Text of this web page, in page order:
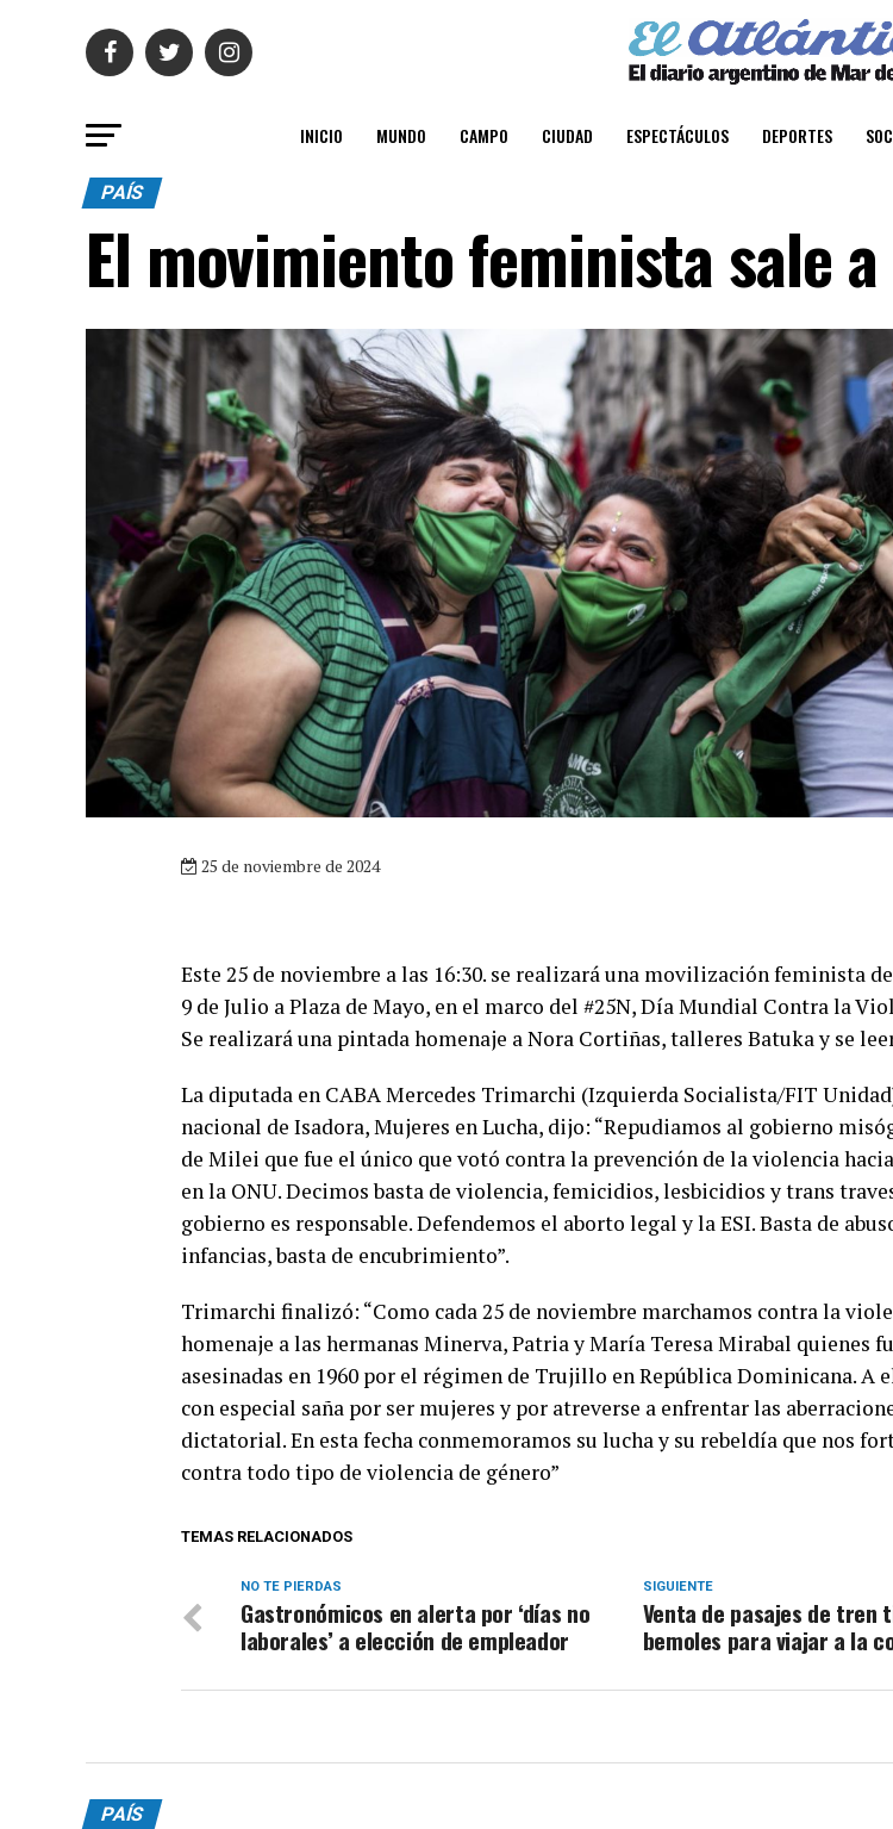
INICIO MUNDO CAMPO CIUDAD ESPECTÁCULOS DEPORTES
PAÍS
El movimiento feminista sale
25 de noviembre de 2024
Este 25 de noviembre a las 16:30. se realizará una movilización feminista
9 de Julio a Plaza de Mayo, en el marco del #25N, Día Mundial Contra la
Se realizará una pintada homenaje a Nora Cortiñas, talleres Batuka y se
La diputada en CABA Mercedes Trimarchi (Izquierda Socialista/FIT
nacional de Isadora, Mujeres en Lucha, dijo: “Repudiamos al gobierno
de Milei que fue el único que votó contra la prevención de la violencia
en la ONU. Decimos basta de violencia, femicidios, lesbicidios y trans
gobierno es responsable. Defendemos el aborto legal y la ESI. Basta de
infancias, basta de encubrimiento”.
Trimarchi finalizó: “Como cada 25 de noviembre marchamos contra la
homenaje a las hermanas Minerva, Patria y María Teresa Mirabal quienes
asesinadas en 1960 por el régimen de Trujillo en República Dominicana. A
con especial saña por ser mujeres y por atreverse a enfrentar las
dictatorial. En esta fecha conmemoramos su lucha y su rebeldía que nos
contra todo tipo de violencia de género”
TEMAS RELACIONADOS
SIGUIENTE
Venta de pasajes de tren
bemoles para viajar a la
NO TE PIERDAS
Gastronómicos en alerta por ‘días no
laborales’ a elección de empleador
PAÍS